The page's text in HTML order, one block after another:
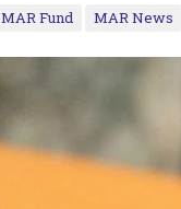
MAR Fund MAR News